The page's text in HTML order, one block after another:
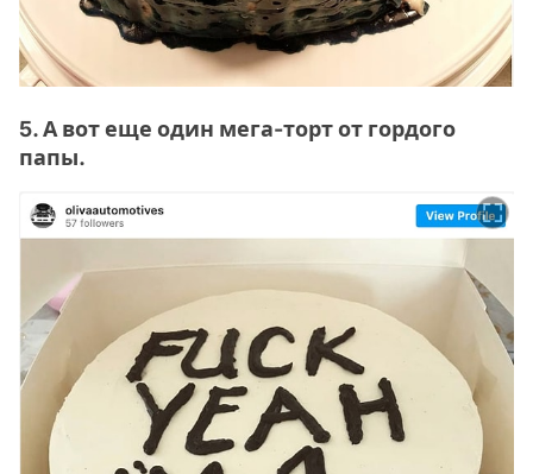
5. А вот еще один мега-торт от гордого
папы.